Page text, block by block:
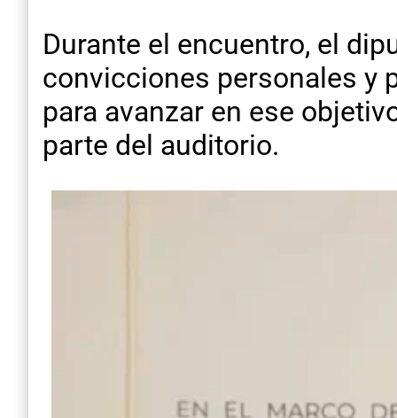
Durante el encuentro, el
convicciones personales y
para avanzar en ese
parte del auditorio.